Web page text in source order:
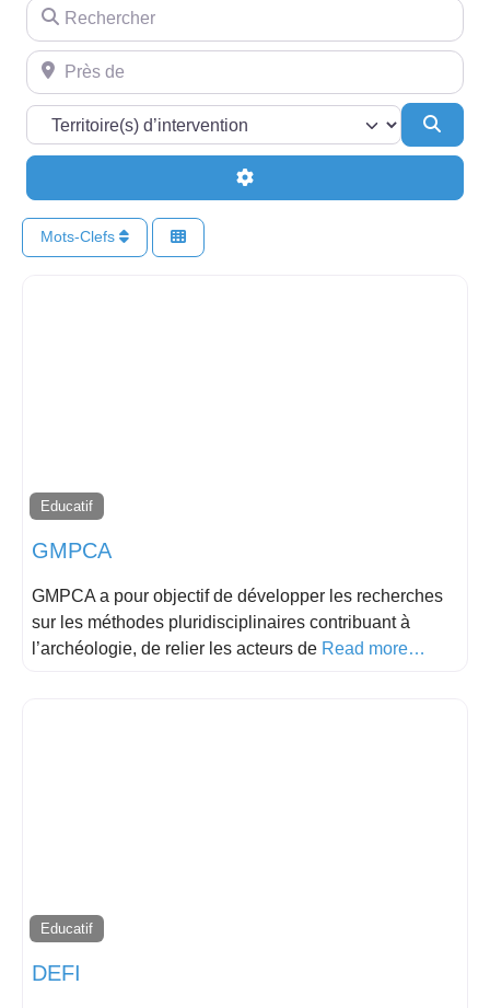
Rechercher
Près de
Advanced Filters
Mots-Clefs
Educatif
GMPCA
GMPCA a pour objectif de développer les recherches
sur les méthodes pluridisciplinaires contribuant à
l’archéologie, de relier les acteurs de Read more…
Educatif
DEFI